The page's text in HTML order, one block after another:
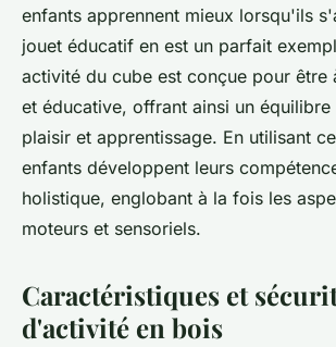
enfants apprennent mieux lorsqu'ils
jouet éducatif en est un parfait
activité du cube est conçue pour être
et éducative, offrant ainsi un
plaisir et apprentissage. En utilisant
enfants développent leurs
holistique, englobant à la fois les
moteurs et sensoriels.
Caractéristiques et
d'activité en bois